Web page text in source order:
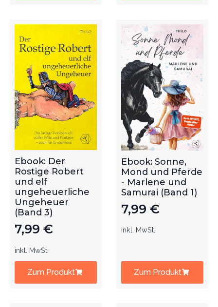
Ebook: Der
Rostige Robert
und elf
ungeheuerliche
Ungeheuer
(Band 3)
7,99 €
inkl. MwSt.
Zum Produkt
Ebook: Sonne,
Mond und Pferde
- Marlene und
Samurai (Band 1)
7,99 €
inkl. MwSt.
Zum Produkt